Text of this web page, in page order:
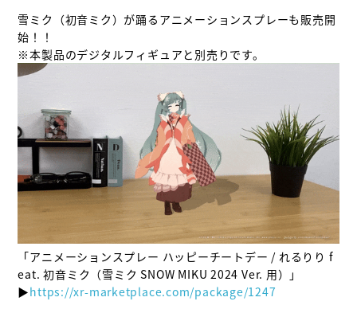
雪ミク（初音ミク）が踊るアニメーションスプレーも販売開
始！！
「アニメーションスプレー ハッピーチートデー / れるりり f
eat. 初音ミク（雪ミク SNOW MIKU 2024 Ver. 用）」
▶https://xr-marketplace.com/package/1247